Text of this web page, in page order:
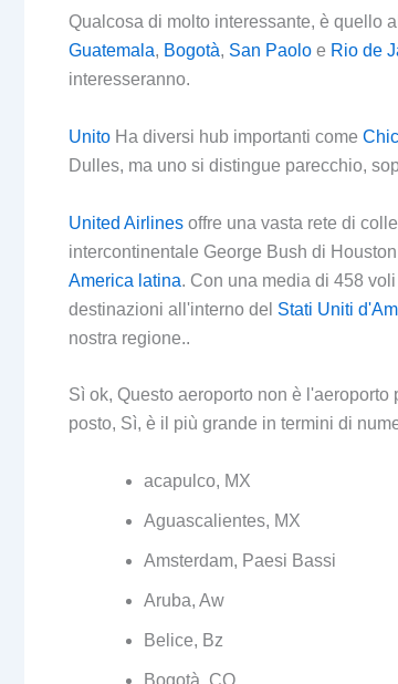
Qualcosa di molto interessante, è quello
Guatemala, Bogotà, San Paolo e Rio de
interesseranno.
Unito Ha diversi hub importanti come
Dulles, ma uno si distingue parecchio,
United Airlines offre una vasta rete di
intercontinentale George Bush di
America latina. Con una media di 458
destinazioni all'interno del Stati Uniti
nostra regione..
Sì ok, Questo aeroporto non è
posto, Sì, è il più grande in termini di
acapulco, MX
Aguascalientes, MX
Amsterdam, Paesi Bassi
Aruba, Aw
Belice, Bz
Bogotà, CO